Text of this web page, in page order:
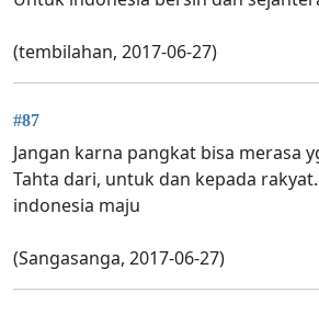
(tembilahan, 2017-06-27)
#87
Jangan karna pangkat bisa merasa
Tahta dari, untuk dan kepada
indonesia maju
(Sangasanga, 2017-06-27)